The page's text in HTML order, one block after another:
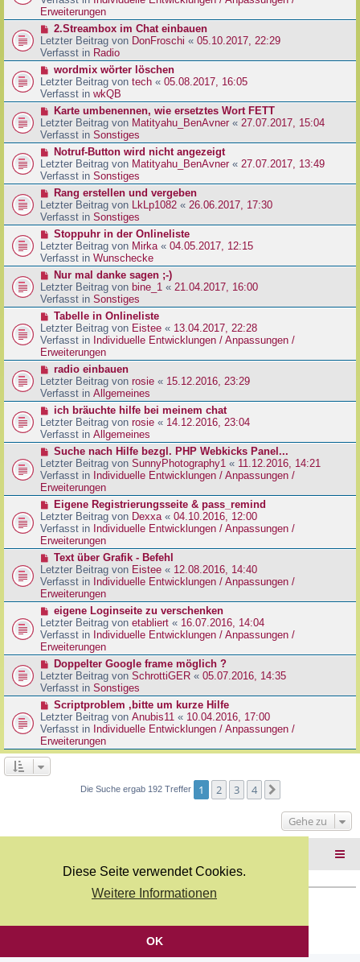
Diese Seite verwendet Cookies.
Weitere Informationen
OK
g
e
i
r
a
g
e
r
B
e
i
r
a
g
Erweiterungen
N
e
u
e
r
B
e
t
r
a
g
2.Streambox im Chat einbauen
Letzter Beitrag von DonFroschi « 05.10.2017, 22:29
Verfasst in Radio
N
e
u
e
r
B
e
t
r
a
g
wordmix wörter löschen
Letzter Beitrag von tech « 05.08.2017, 16:05
Verfasst in wkQB
N
e
u
e
r
B
e
t
r
a
g
Karte umbenennen, wie ersetztes Wort FETT
Letzter Beitrag von Matityahu_BenAvner « 27.07.2017, 15:04
Verfasst in Sonstiges
N
e
u
e
r
B
e
t
r
a
g
Notruf-Button wird nicht angezeigt
Letzter Beitrag von Matityahu_BenAvner« 27.07.2017, 13:49
Verfasst in Sonstiges
N
e
u
e
r
B
e
t
r
a
g
Rang erstellen und vergeben
Letzter Beitrag von LkLp1082 « 26.06.2017, 17:30
Verfasst in Sonstiges
N
e
u
e
r
B
e
t
r
a
g
Stoppuhr in der Onlineliste
Letzter Beitrag von Mirka« 04.05.2017, 12:15
Verfasst in Wunschecke
N
e
u
e
r
B
e
i
r
a
g
Nur mal danke sagen ;-)
Letzter Beitrag von bine_1 « 21.04.2017, 16:00
Verfasst in Sonstiges
N
e
u
e
r
B
e
i
r
a
g
Tabelle in Onlineliste
Letzter Beitrag von Eistee « 13.04.2017, 22:28
Verfasst in Individuelle Entwicklungen / Anpassungen /
Erweiterungen
N
e
u
e
r
B
e
t
r
a
g
radio einbauen
Letzter Beitrag von rosie « 15.12.2016, 23:29
Verfasst in Allgemeines
N
e
u
e
r
B
e
i
r
a
g
ich bräuchte hilfe bei meinem chat
Letzter Beitrag von rosie « 14.12.2016, 23:04
Verfasst in Allgemeines
N
e
u
e
r
B
e
i
t
a
g
Suche nach Hilfe bezgl. PHP Webkicks Panel...
Letzter Beitrag von SunnyPhotography1 « 11.12.2016, 14:21
Verfasst in Individuelle Entwicklungen / Anpassungen /
Erweiterungen
N
e
u
e
r
B
e
i
t
a
g
Eigene Registrierungsseite & pass_remind
Letzter Beitrag von Dexxa« 04.10.2016, 12:00
Verfasst in Individuelle Entwicklungen / Anpassungen /
Erweiterungen
N
e
u
e
r
B
e
i
t
a
g
Text über Grafik - Befehl
Letzter Beitrag von Eistee « 12.08.2016, 14:40
Verfasst in Individuelle Entwicklungen / Anpassungen /
Erweiterungen
N
e
u
e
r
B
e
i
r
a
g
eigene Loginseite zu verschenken
Letzter Beitrag von etabliert « 16.07.2016, 14:04
Verfasst in Individuelle Entwicklungen / Anpassungen /
Erweiterungen
N
e
u
e
r
B
e
i
t
r
Doppelter Google frame möglich ?
Letzter Beitrag von SchrottiGER « 05.07.2016, 14:35
Verfasst in Sonstiges
N
e
u
e
r
e
g
Scriptproblem ,bitte um kurze Hilfe
Letzter Beitrag von Anubis11 « 10.04.2016, 17:00
Verfasst in Individuelle Entwicklungen / Anpassungen /
Erweiterungen
Die Suche ergab 192 Treffer 1 2 3 4
Gehe zu
Deutsche Übersetzung durchphpBB.de